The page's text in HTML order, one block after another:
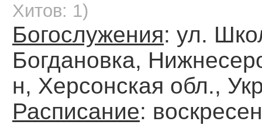
Хитов: 1)
Богослужения: ул.
Богдановка,
н, Херсонская обл.,
Расписание: